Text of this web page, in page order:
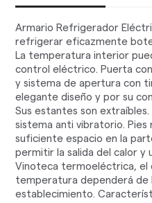
Armario Refrigerador
refrigerar eficazmente
La temperatura interior
control eléctrico. Puerta
y sistema de apertura con
elegante diseño y por su
Sus estantes son extraíbles.
sistema anti vibratorio. Pies
suficiente espacio en la
permitir la salida del calor y
Vinoteca termoeléctrica, el
temperatura dependerá de
establecimiento.